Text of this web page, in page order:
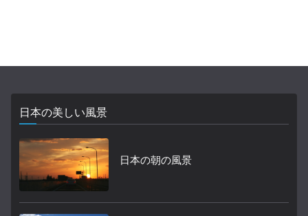
日本の美しい風景
日本の朝の風景